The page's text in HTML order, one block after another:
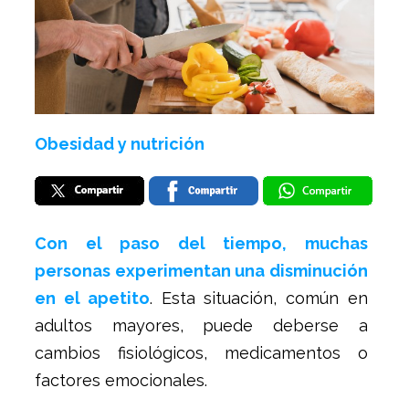
Obesidad y nutrición
Con el paso del tiempo, muchas
personas experimentan una disminución
en el apetito. Esta situación, común en
adultos mayores, puede deberse a
cambios fisiológicos, medicamentos o
factores emocionales.